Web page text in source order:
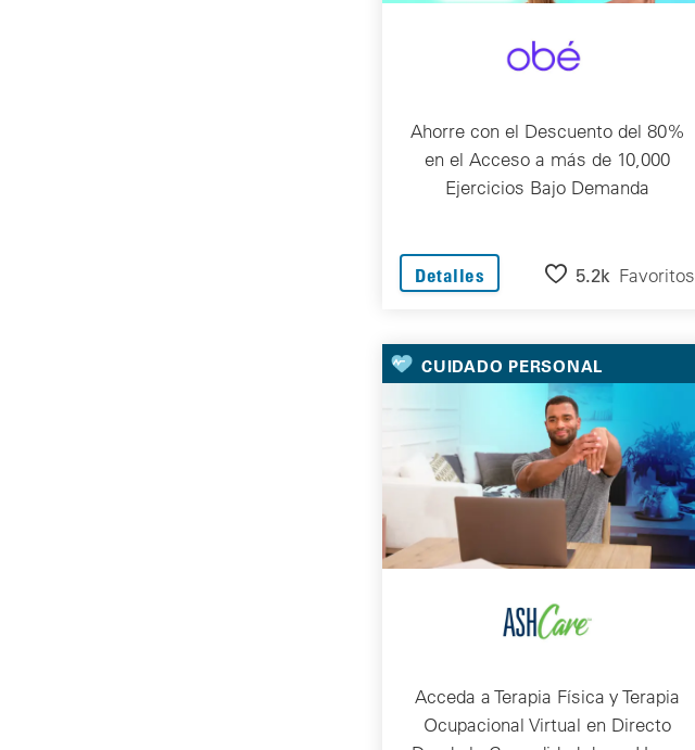
Ahorre con el Descuento del 80%
en el Acceso a más de 10,000
Ejercicios Bajo Demanda
Detalles 5.2k Favoritos
CUIDADO PERSONAL
Acceda a Terapia Física y Terapia
Ocupacional Virtual en Directo